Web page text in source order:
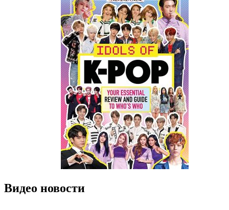
Видео новости